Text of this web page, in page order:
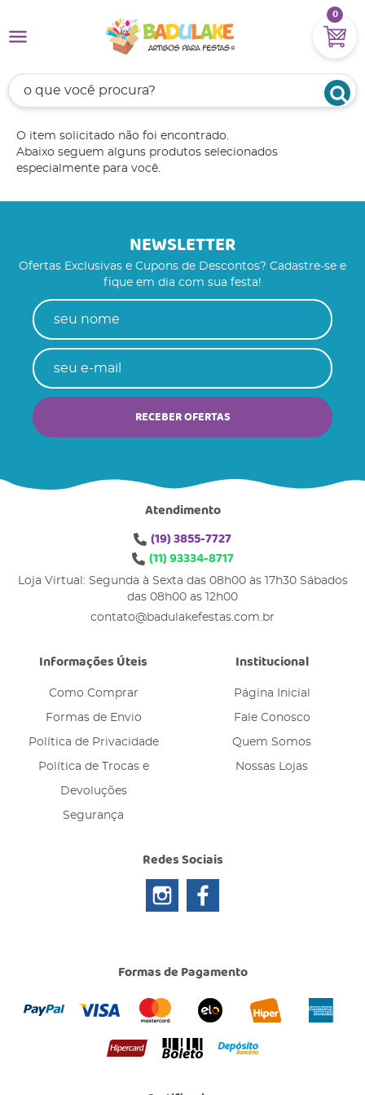
0
O item solicitado não foi encontrado.
Abaixo seguem alguns produtos selecionados
especialmente para você.
NEWSLETTER
Ofertas Exclusivas e Cupons de Descontos? Cadastre-se e
fique em dia com sua festa!
RECEBER OFERTAS
Atendimento
(19)3855-7727
(11)93334-8717
Loja Virtual: Segunda à Sexta das 08h00 às 17h30 Sábados
das 08h00 as 12h00
contato@badulakefestas.com.br
Informações Úteis
Como Comprar
Formas de Envio
Política de Privacidade
Política de Trocas e
Devoluções
Segurança
Institucional
Página Inicial
Fale Conosco
Quem Somos
Nossas Lojas
Redes Sociais
Formas de Pagamento